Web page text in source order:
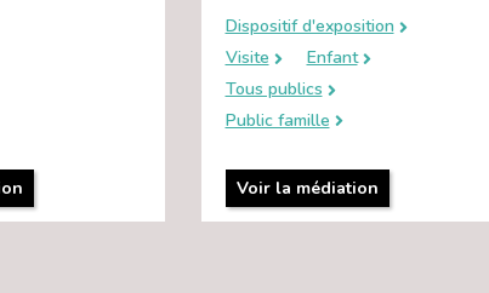
Dispositif d'exposition
Visite
Enfant
Tous publics
Public famille
Voir la médiation